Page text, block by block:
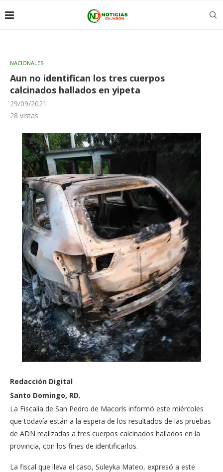
NACIONALES
Aun no identifican los tres cuerpos
calcinados hallados en yipeta
29/09/2021
28 vistas
Redacción Digital
Santo Domingo, RD.
La Fiscalía de San Pedro de Macorís informó este miércoles
que todavía están a la espera de los resultados de las pruebas
de ADN realizadas a tres cuerpos calcinados hallados en la
provincia, con los fines de identificarlos.
La fiscal que lleva el caso, Suleyka Mateo, expresó a este